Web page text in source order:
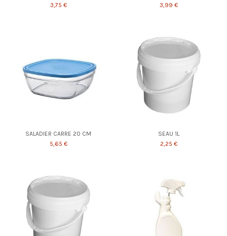
3,75 €
3,99 €
SALADIER CARRE 20 CM
5,65 €
SEAU 1L
2,25 €